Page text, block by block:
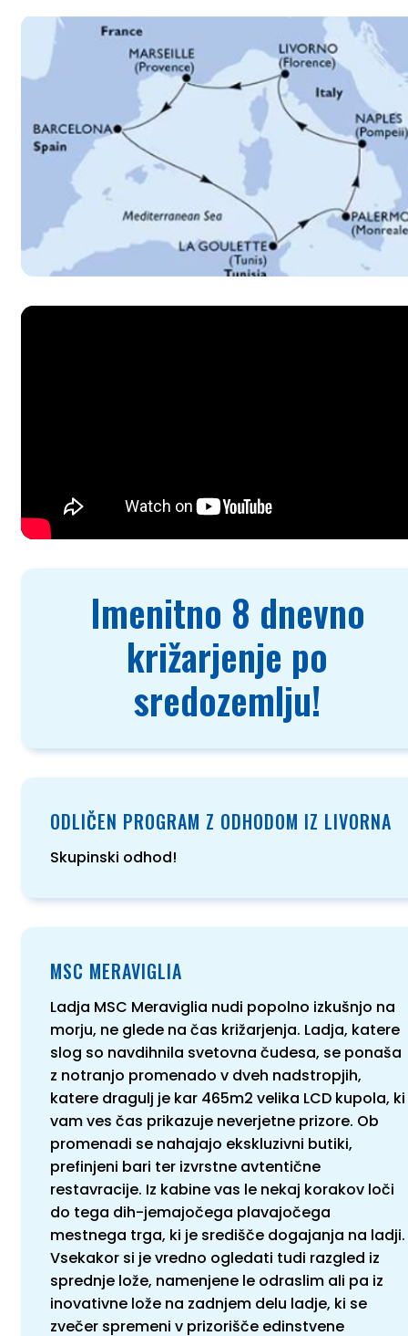
Imenitno 8 dnevno
križarjenje po
sredozemlju!
ODLIČEN PROGRAM Z ODHODOM IZ LIVORNA
Skupinski odhod!
MSC MERAVIGLIA
Ladja MSC Meraviglia nudi popolno izkušnjo na
morju, ne glede na čas križarjenja. Ladja, katere
slog so navdihnila svetovna čudesa, se ponaša
z notranjo promenado v dveh nadstropjih,
katere dragulj je kar 465m2 velika LCD kupola, ki
vam ves čas prikazuje neverjetne prizore. Ob
promenadi se nahajajo ekskluzivni butiki,
prefinjeni bari ter izvrstne avtentične
restavracije. Iz kabine vas le nekaj korakov loči
do tega dih-jemajočega plavajočega
mestnega trga, ki je središče dogajanja na ladji.
Vsekakor si je vredno ogledati tudi razgled iz
sprednje lože, namenjene le odraslim ali pa iz
inovativne lože na zadnjem delu ladje, ki se
zvečer spremeni v prizorišče edinstvene